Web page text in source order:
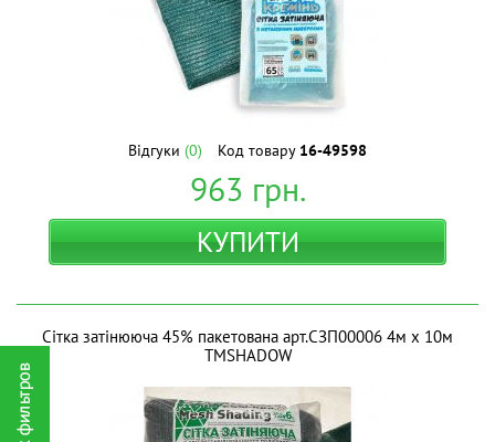
Відгуки (0) Код товару 16-49598
963 грн.
КУПИТИ
Сітка затінююча 45% пакетована арт.СЗП00006 4м х 10м
ТМSHADOW